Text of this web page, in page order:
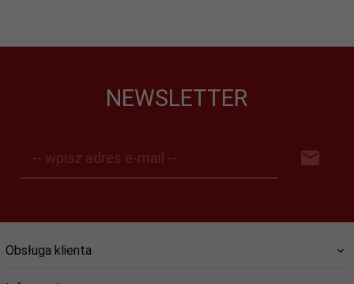
NEWSLETTER
-- wpisz adres e-mail --
Obsługa klienta